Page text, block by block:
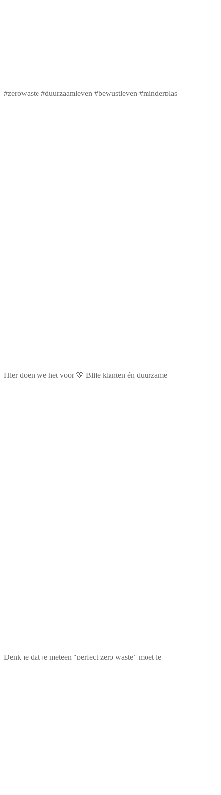
#zerowaste #duurzaamleven #bewustleven #minderplas
Hier doen we het voor 💚 Blije klanten én duurzame
Denk je dat je meteen “perfect zero waste” moet le